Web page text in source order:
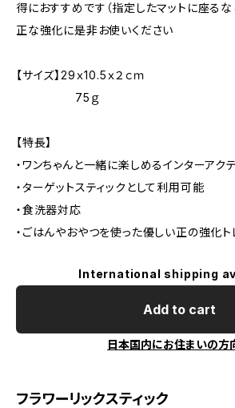
得におすすめです（指定したマットに座るな
正な強化に是非お使いください
【サイズ】29ｘ10.5ｘ２ｃｍ
75ｇ
【特長】
・ワンちゃんと一緒に楽しめるインターアク
・ターゲットスティックとして利用可能
・食洗器対応
・ごはんやおやつを使った優しい正の強化
International shipping
Add to cart
日本国内にお住まいの方
フラワーリックスティック